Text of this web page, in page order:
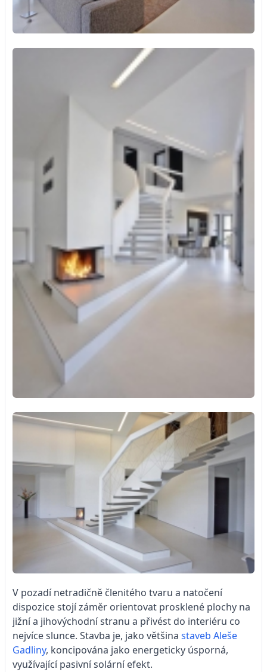
V pozadí netradičně členitého tvaru a natočení
dispozice stojí záměr orientovat prosklené plochy na
jižní a jihovýchodní stranu a přivést do interiéru co
nejvíce slunce. Stavba je, jako většina staveb Aleše
Gadliny, koncipována jako energeticky úsporná,
využívající pasivní solární efekt.